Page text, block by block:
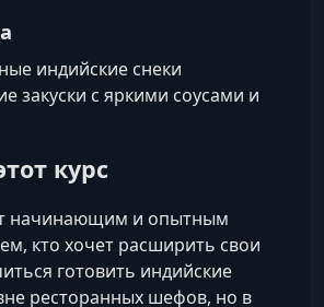
индийские снеки
закуски с яркими соусами и
курс
начинающим и опытным
кто хочет расширить свои
готовить индийские
ресторанных шефов, но в